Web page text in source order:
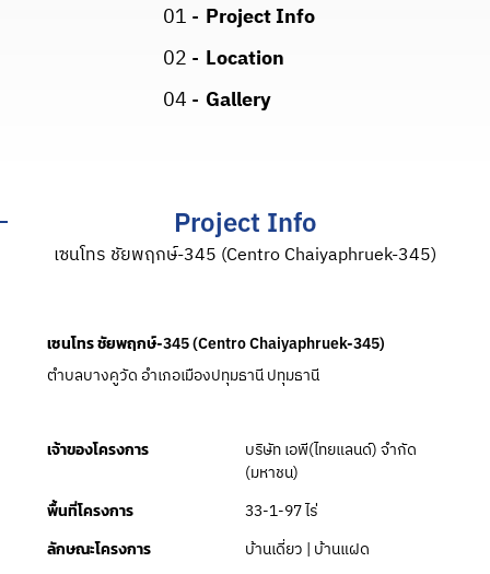
01 - Project Info
02 - Location
04 - Gallery
Project Info
เซนโทร ชัยพฤกษ์-345 (Centro Chaiyaphruek-345)
เซนโทร ชัยพฤกษ์-345 (Centro Chaiyaphruek-345)
ตำบลบางคูวัด อำเภอเมืองปทุมธานี ปทุมธานี
เจ้าของโครงการ
บริษัท เอพี(ไทยแลนด์) จำกัด
(มหาชน)
พื้นที่โครงการ 33-1-97 ไร่
ลักษณะโครงการ บ้านเดี่ยว | บ้านแฝด